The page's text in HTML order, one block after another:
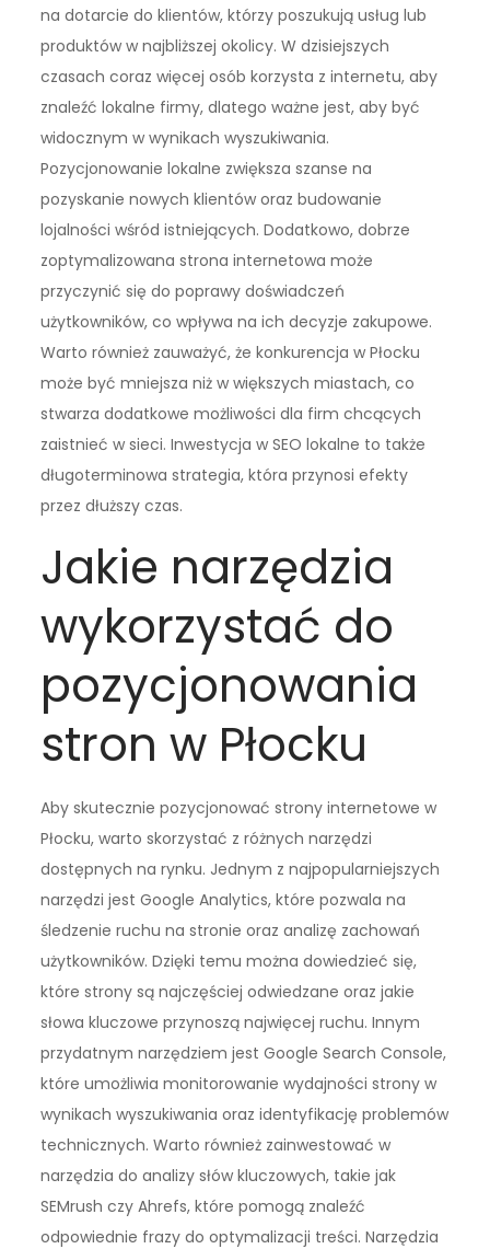
na dotarcie do klientów, którzy poszukują usług lub
produktów w najbliższej okolicy. W dzisiejszych
czasach coraz więcej osób korzysta z internetu, aby
znaleźć lokalne firmy, dlatego ważne jest, aby być
widocznym w wynikach wyszukiwania.
Pozycjonowanie lokalne zwiększa szanse na
pozyskanie nowych klientów oraz budowanie
lojalności wśród istniejących. Dodatkowo, dobrze
zoptymalizowana strona internetowa może
przyczynić się do poprawy doświadczeń
użytkowników, co wpływa na ich decyzje zakupowe.
Warto również zauważyć, że konkurencja w Płocku
może być mniejsza niż w większych miastach, co
stwarza dodatkowe możliwości dla firm chcących
zaistnieć w sieci. Inwestycja w SEO lokalne to także
długoterminowa strategia, która przynosi efekty
przez dłuższy czas.
Jakie narzędzia
wykorzystać do
pozycjonowania
stron w Płocku
Aby skutecznie pozycjonować strony internetowe w
Płocku, warto skorzystać z różnych narzędzi
dostępnych na rynku. Jednym z najpopularniejszych
narzędzi jest Google Analytics, które pozwala na
śledzenie ruchu na stronie oraz analizę zachowań
użytkowników. Dzięki temu można dowiedzieć się,
które strony są najczęściej odwiedzane oraz jakie
słowa kluczowe przynoszą najwięcej ruchu. Innym
przydatnym narzędziem jest Google Search Console,
które umożliwia monitorowanie wydajności strony w
wynikach wyszukiwania oraz identyfikację problemów
technicznych. Warto również zainwestować w
narzędzia do analizy słów kluczowych, takie jak
SEMrush czy Ahrefs, które pomogą znaleźć
odpowiednie frazy do optymalizacji treści. Narzędzia